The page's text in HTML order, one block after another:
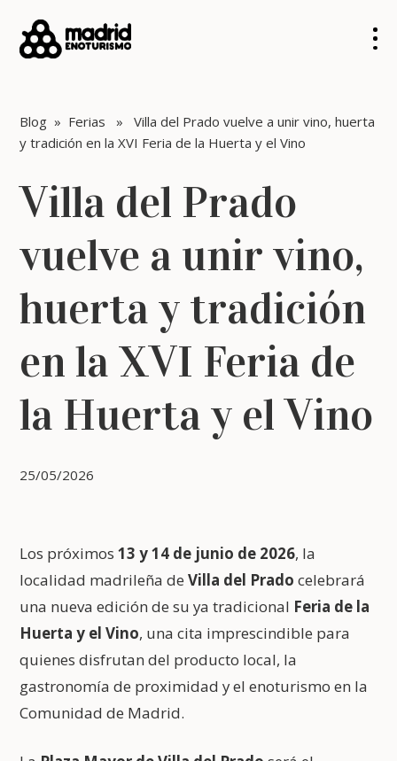
Blog » Ferias » Villa del Prado vuelve a unir vino, huerta
y tradición en la XVI Feria de la Huerta y el Vino
Villa del Prado
vuelve a unir vino,
huerta y tradición
en la XVI Feria de
la Huerta y el Vino
25/05/2026
Los próximos13 y 14 de junio de 2026, la
localidad madrileña deVilla del Prado celebrará
una nueva edición de su ya tradicional Feria de la
Huerta y el Vino, una cita imprescindible para
quienes disfrutan del producto local, la
gastronomía de proximidad y el enoturismo en la
Comunidad de Madrid.